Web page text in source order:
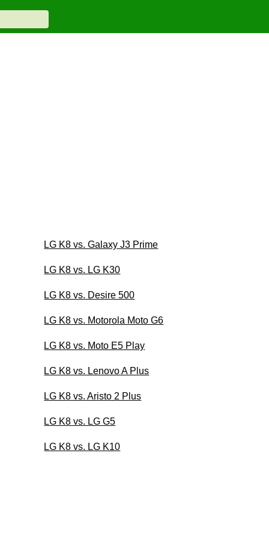
LG K8 vs. Galaxy J3 Prime
LG K8 vs. LG K30
LG K8 vs. Desire 500
LG K8 vs. Motorola Moto G6
LG K8 vs. Moto E5 Play
LG K8 vs. Lenovo A Plus
LG K8 vs. Aristo 2 Plus
LG K8 vs. LG G5
LG K8 vs. LG K10